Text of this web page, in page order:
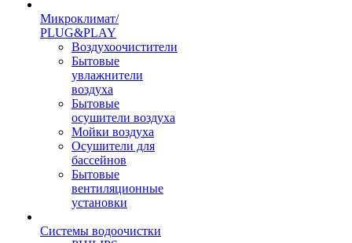
Микроклимат/
PLUG&PLAY
Воздухоочистители
Бытовые
увлажнители
воздуха
Бытовые
осушители воздуха
Мойки воздуха
Осушители для
бассейнов
Бытовые
вентиляционные
установки
Системы водоочистки